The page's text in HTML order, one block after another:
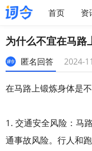
首页 资
为什么不宜在马路
匿名回答 2024-
在马路上锻炼身体是
1. 交通安全风险：马
通事故风险。行人和